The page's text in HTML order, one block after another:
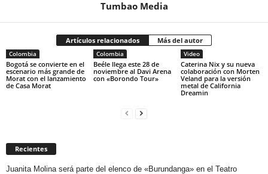
Tumbao Media
Artículos relacionados Más del autor
Colombia
Bogotá se convierte en el
escenario más grande de
Morat con el lanzamiento
de Casa Morat
Colombia
Beéle llega este 28 de
noviembre al Davi Arena
con «Borondo Tour»
Video
Caterina Nix y su nueva
colaboración con Morten
Veland para la versión
metal de California
Dreamin
Recientes
Juanita Molina será parte del elenco de «Burundanga» en el Teatro